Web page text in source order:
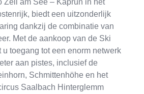
Zell am See – Kaprun in het
biedt een uitzonderlijk
dankzij de combinatie van
Met de aankoop van de Ski
toegang tot een enorm netwerk
aan pistes, inclusief de
Schmittenhöhe en het
Saalbach Hinterglemm